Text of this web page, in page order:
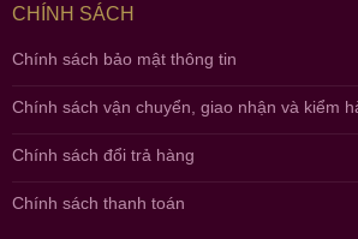
CHÍNH SÁCH
Chính sách bảo mật thông tin
Chính sách vận chuyển, giao nhận và kiểm
Chính sách đổi trả hàng
Chính sách thanh toán